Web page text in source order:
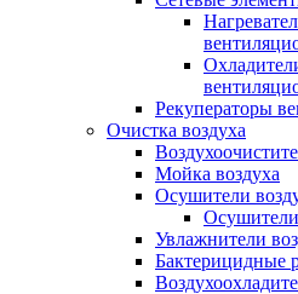
Рекуператоры
Очистка воздуха
Мойка воздуха
Осушители
Осушители
Увлажнители
Бактерицидные